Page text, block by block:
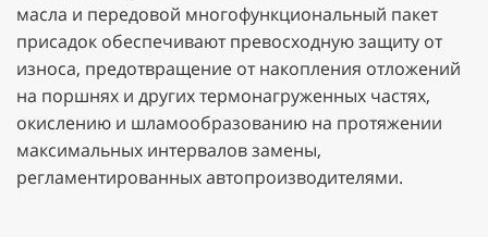
масла и передовой многофункциональный пакет
присадок обеспечивают превосходную защиту от
износа, предотвращение от накопления отложений
на поршнях и других термонагруженных частях,
окислению и шламообразованию на протяжении
максимальных интервалов замены,
регламентированных автопроизводителями.